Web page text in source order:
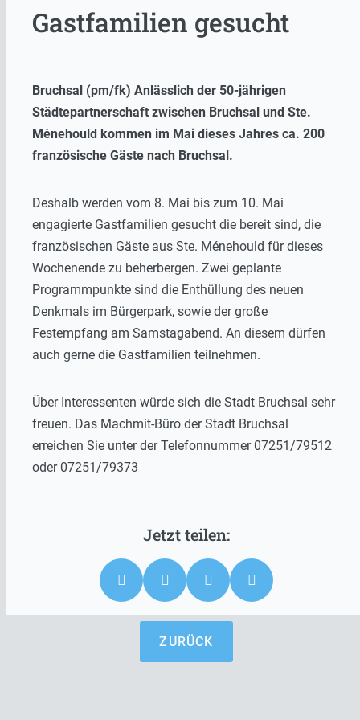
Gastfamilien gesucht
Bruchsal (pm/fk) Anlässlich der 50-jährigen
Städtepartnerschaft zwischen Bruchsal und Ste.
Ménehould kommen im Mai dieses Jahres ca. 200
französische Gäste nach Bruchsal.
Deshalb werden vom 8. Mai bis zum 10. Mai
engagierte Gastfamilien gesucht die bereit sind, die
französischen Gäste aus Ste. Ménehould für dieses
Wochenende zu beherbergen. Zwei geplante
Programmpunkte sind die Enthüllung des neuen
Denkmals im Bürgerpark, sowie der große
Festempfang am Samstagabend. An diesem dürfen
auch gerne die Gastfamilien teilnehmen.
Über Interessenten würde sich die Stadt Bruchsal sehr
freuen. Das Machmit-Büro der Stadt Bruchsal
erreichen Sie unter der Telefonnummer 07251/79512
oder 07251/79373
ZURÜCK